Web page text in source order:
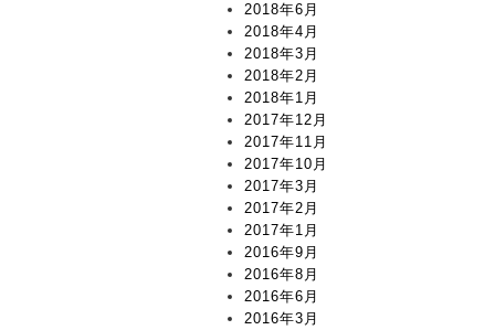
2018年6月
2018年4月
2018年3月
2018年2月
2018年1月
2017年12月
2017年11月
2017年10月
2017年3月
2017年2月
2017年1月
2016年9月
2016年8月
2016年6月
2016年3月